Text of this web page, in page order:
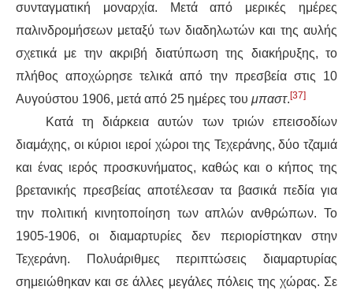
συνταγματική μοναρχία. Μετά από μερικές ημέρες
παλινδρομήσεων μεταξύ των διαδηλωτών και της αυλής
σχετικά με την ακριβή διατύπωση της διακήρυξης, το
πλήθος αποχώρησε τελικά από την πρεσβεία στις 10
Αυγούστου 1906, μετά από 25 ημέρες του μπαστ. [37]
Κατά τη διάρκεια αυτών των τριών επεισοδίων
διαμάχης, οι κύριοι ιεροί χώροι της Τεχεράνης, δύο τζαμιά
και ένας ιερός προσκυνήματος, καθώς και ο κήπος της
βρετανικής πρεσβείας αποτέλεσαν τα βασικά πεδία για
την πολιτική κινητοποίηση των απλών ανθρώπων. Το
1905-1906, οι διαμαρτυρίες δεν περιορίστηκαν στην
Τεχεράνη. Πολυάριθμες περιπτώσεις διαμαρτυρίας
σημειώθηκαν και σε άλλες μεγάλες πόλεις της χώρας. Σε